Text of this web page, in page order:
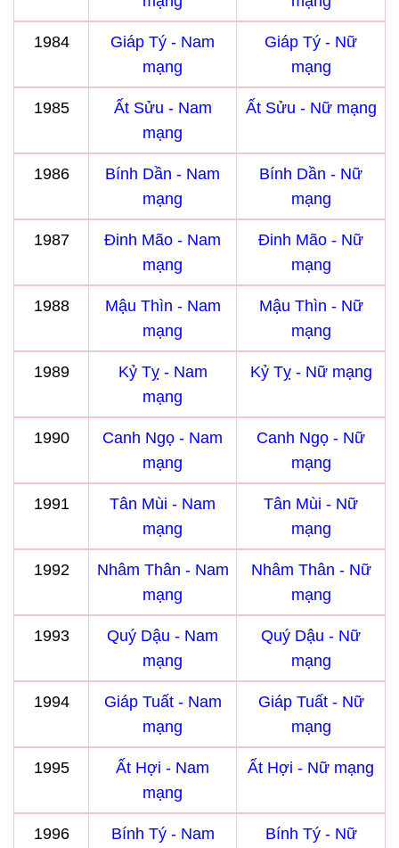
1984
Giáp Tý - Nam
mạng
Giáp Tý - Nữ
mạng
1985
Ất Sửu - Nam
mạng
Ất Sửu - Nữ mạng
1986
Bính Dần - Nam
mạng
Bính Dần - Nữ
mạng
1987
Đinh Mão - Nam
mạng
Đinh Mão - Nữ
mạng
1988
Mậu Thìn - Nam
mạng
Mậu Thìn - Nữ
mạng
1989
Kỷ Tỵ - Nam
mạng
Kỷ Tỵ - Nữ mạng
1990
Canh Ngọ - Nam
mạng
Canh Ngọ - Nữ
mạng
1991
Tân Mùi - Nam
mạng
Tân Mùi - Nữ
mạng
1992
Nhâm Thân - Nam
mạng
Nhâm Thân - Nữ
mạng
1993
Quý Dậu - Nam
mạng
Quý Dậu - Nữ
mạng
1994
Giáp Tuất - Nam
mạng
Giáp Tuất - Nữ
mạng
1995
Ất Hợi - Nam
mạng
Ất Hợi - Nữ mạng
1996
Bính Tý - Nam
Bính Tý - Nữ